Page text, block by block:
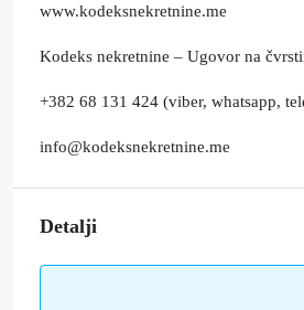
www.kodeksnekretnine.me
Kodeks nekretnine – Ugovor na
+382 68 131 424 (viber, whatsapp,
info@kodeksnekretnine.me
Detalji